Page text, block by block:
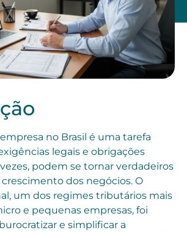
no Brasil é uma tarefa
legais e obrigações
podem se tornar verdadeiros
dos negócios. O
um dos regimes tributários mais
e pequenas empresas, foi
e simplificar a